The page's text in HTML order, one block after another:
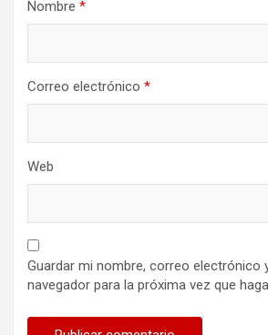
Nombre *
Correo electrónico *
Web
Guardar mi nombre, correo electrónico
navegador para la próxima vez que